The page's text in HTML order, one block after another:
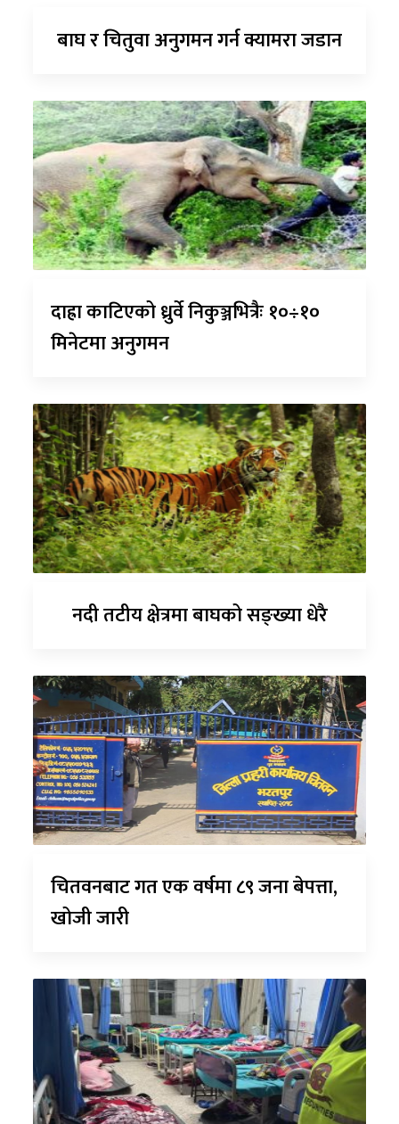
बाघ र चितुवा अनुगमन गर्न क्यामरा जडान
दाह्रा काटिएको ध्रुर्वे निकुञ्जभित्रैः १०÷१०
मिनेटमा अनुगमन
नदी तटीय क्षेत्रमा बाघको सङ्ख्या धेरै
चितवनबाट गत एक वर्षमा ८९ जना बेपत्ता,
खोजी जारी